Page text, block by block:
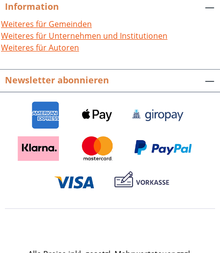
Dekoration, die sich auf den
Friedrichsbau beruft. Sondern auch
durch ein ausgefeiltes plastisches
Bildprogramm, das auf den ersten Blick
Betrachtung sogar noch einige
Überraschungen bietet ... Buchreihe der
Stadt Heidelberg. Bd. XI. Im Auftrag der
Stadt Heidelberg hrsg. von Peter Blum.
280 S. mit 47, z.T. farbigen Abb. und CD-
ROM, fester Einband. Edition Guderjahn.
2004. ISBN 978-3-89735-255-1. EUR 21,80
Presseinformation als pdf-Datei zum
Download
Information
Weiteres für Gemeinden
Weiteres für Unternehmen und Institutionen
Weiteres für Autoren
Newsletter abonnieren